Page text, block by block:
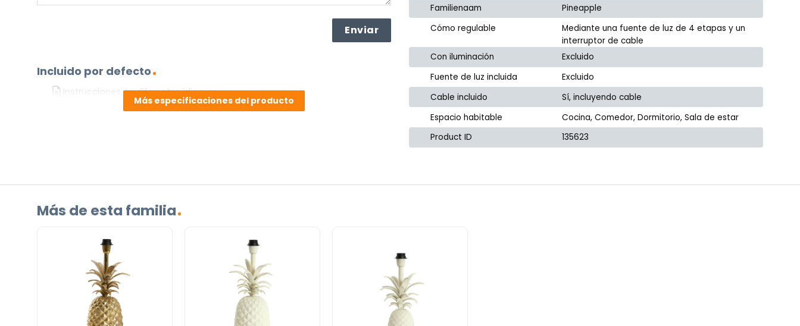
Incluido por defecto
Instrucciones en diferentes idiomas
Etiqueta energética
correo electrónico ainfo@lamparas-en-linea.es.
Más especificaciones del producto
Familienaam
Pineapple
Cómo regulable
Mediante una fuente de luz de 4 etapas y un
interruptor de cable
Con iluminación
Excluido
Fuente de luz incluida
Excluido
Cable incluido
Sí, incluyendo cable
Espacio habitable
Cocina, Comedor, Dormitorio, Sala de estar
Product ID
135623
Más de esta familia